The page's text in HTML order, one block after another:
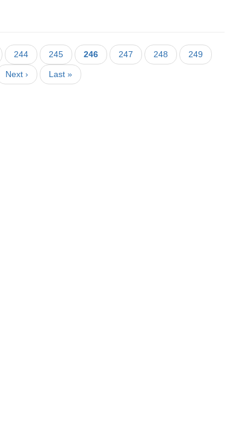
Page
244 Page
245
Page
courante
246 Page
247 Page
248 Page
249
Page
suivante
Next ›
Dernière
page
Last »